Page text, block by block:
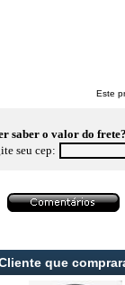
Este
saber o valor do
seu cep:
que